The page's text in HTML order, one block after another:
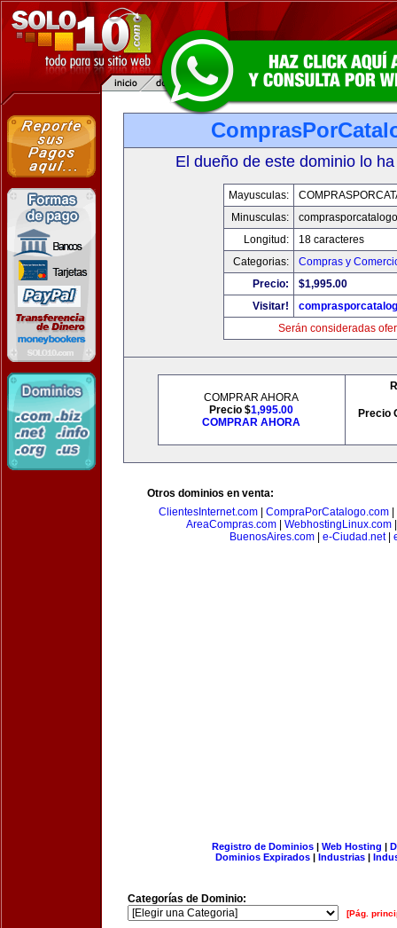
El dueño de este dominio lo
Mayusculas:
Minusculas:
Longitud:
18 caracteres
Categorias:
Compras y
Precio:
$1,995.00
Visitar!
Serán consideradas
COMPRAR AHORA
Precio $1,995.00
COMPRAR AHORA
Precio
Otros dominios en venta:
ClientesInternet.com
CompraPorCatalogo.com
AreaCompras.com| WebhostingLinux.com
BuenosAires.com
e-Ciudad.net|
Registro de Dominios| Web Hosting |
Dominios Expirados | Industrias |
Categorías de Dominio:
[Pág.